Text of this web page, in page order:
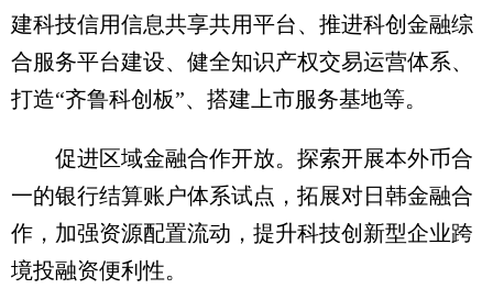
建科技信用信息共享共用平台、推进科创金融综
合服务平台建设、健全知识产权交易运营体系、
打造“齐鲁科创板”、搭建上市服务基地等。
促进区域金融合作开放。探索开展本外币合
一的银行结算账户体系试点，拓展对日韩金融合
作，加强资源配置流动，提升科技创新型企业跨
境投融资便利性。